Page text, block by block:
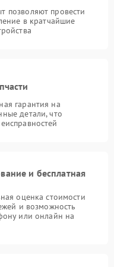
позволяют провести
в кратчайшие
гарантия на
детали, что
и бесплатная
оценка стоимости
и возможность
или онлайн на